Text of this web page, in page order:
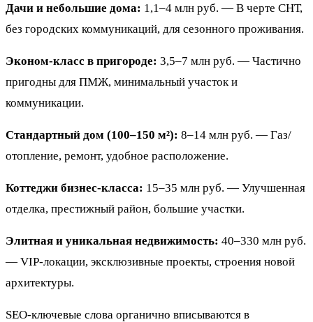
Дачи и небольшие дома: 1,1–4 млн руб. — В черте СНТ,
без городских коммуникаций, для сезонного проживания.
Эконом-класс в пригороде: 3,5–7 млн руб. — Частично
пригодны для ПМЖ, минимальный участок и
коммуникации.
Стандартный дом (100–150 м²): 8–14 млн руб. — Газ/
отопление, ремонт, удобное расположение.
Коттеджи бизнес-класса: 15–35 млн руб. — Улучшенная
отделка, престижный район, большие участки.
Элитная и уникальная недвижимость: 40–330 млн руб.
— VIP-локации, эксклюзивные проекты, строения новой
архитектуры.
SEO-ключевые слова органично вписываются в